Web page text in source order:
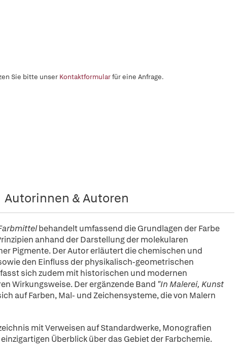
Sie bitte unser Kontaktformularfür eine Anfrage.
Autorinnen & Autoren
behandelt umfassend die Grundlagen der Farbe
anhand der Darstellung der molekularen
Pigmente. Der Autor erläutert die chemischen und
den Einfluss der physikalisch-geometrischen
sich zudem mit historischen und modernen
Wirkungsweise. Der ergänzende Band "In Malerei, Kunst
auf Farben, Mal- und Zeichensysteme, die von Malern
mit Verweisen auf Standardwerke, Monografien
Überblick über das Gebiet der Farbchemie.